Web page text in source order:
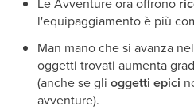
Le Avventure ora offrono
l'equipaggiamento è più
Man mano che si avanza
oggetti trovati aumenta
(anche se gli oggetti epici
avventure).